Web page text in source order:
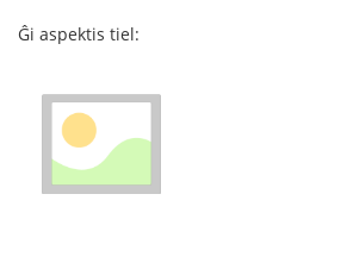
Ĝi aspektis tiel: